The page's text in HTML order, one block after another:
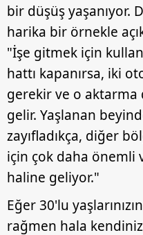
bir düşüş yaşanıyor.
harika bir örnekle
"İşe gitmek için
hattı kapanırsa, iki
gerekir ve o aktarma
gelir. Yaşlanan
zayıfladıkça, diğer
için çok daha önemli
haline geliyor."
Eğer 30'lu
rağmen hala